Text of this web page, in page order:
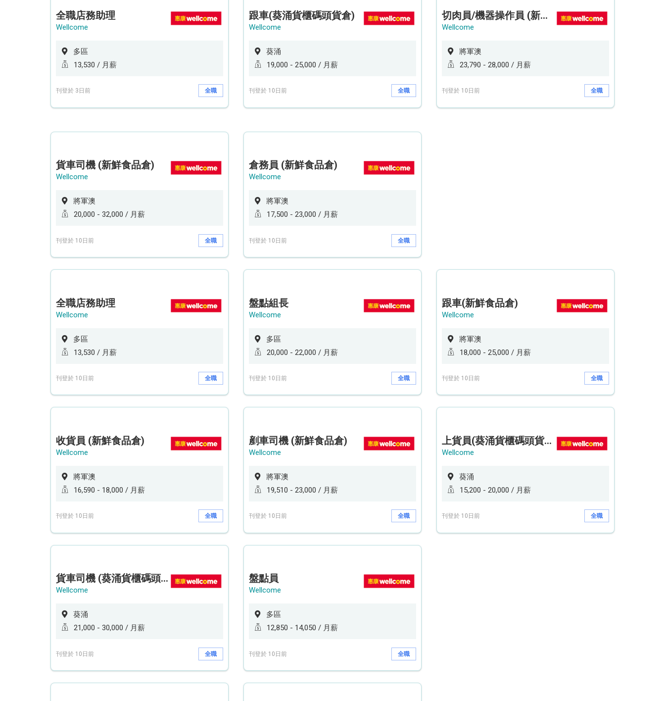
全職店務助理
Wellcome
多區
13,530 / 月薪
刊登於 3日前 全職
跟車(葵涌貨櫃碼頭貨倉)
Wellcome
葵涌
19,000 - 25,000 / 月薪
刊登於 10日前 全職
切肉員/機器操作員 (新鮮食品倉)
Wellcome
將軍澳
23,790 - 28,000 / 月薪
刊登於 10日前 全職
貨車司機 (新鮮食品倉)
Wellcome
將軍澳
20,000 - 32,000 / 月薪
刊登於 10日前 全職
倉務員 (新鮮食品倉)
Wellcome
將軍澳
17,500 - 23,000 / 月薪
刊登於 10日前 全職
全職店務助理
Wellcome
多區
13,530 / 月薪
刊登於 10日前 全職
盤點組長
Wellcome
多區
20,000 - 22,000 / 月薪
刊登於 10日前 全職
跟車(新鮮食品倉)
Wellcome
將軍澳
18,000 - 25,000 / 月薪
刊登於 10日前 全職
收貨員 (新鮮食品倉)
Wellcome
將軍澳
16,590 - 18,000 / 月薪
刊登於 10日前 全職
剷車司機 (新鮮食品倉)
Wellcome
將軍澳
19,510 - 23,000 / 月薪
刊登於 10日前 全職
上貨員(葵涌貨櫃碼頭貨倉)
Wellcome
葵涌
15,200 - 20,000 / 月薪
刊登於 10日前 全職
貨車司機 (葵涌貨櫃碼頭貨倉)
Wellcome
葵涌
21,000 - 30,000 / 月薪
刊登於 10日前 全職
盤點員
Wellcome
多區
12,850 - 14,050 / 月薪
刊登於 10日前 全職